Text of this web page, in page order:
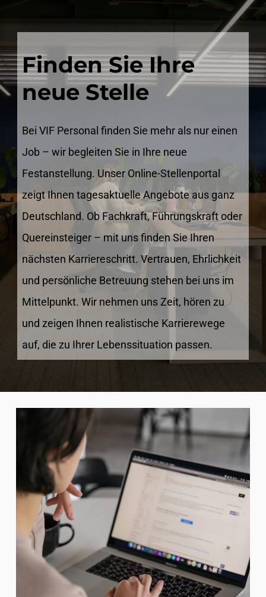
Finden Sie Ihre
neue Stelle
Bei VIF Personal finden Sie mehr als nur einen
Job – wir begleiten Sie in Ihre neue
Festanstellung. Unser Online-Stellenportal
zeigt Ihnen tagesaktuelle Angebote aus ganz
Deutschland. Ob Fachkraft, Führungskraft oder
Quereinsteiger – mit uns finden Sie Ihren
nächsten Karriereschritt. Vertrauen, Ehrlichkeit
und persönliche Betreuung stehen bei uns im
Mittelpunkt. Wir nehmen uns Zeit, hören zu
und zeigen Ihnen realistische Karrierewege
auf, die zu Ihrer Lebenssituation passen.